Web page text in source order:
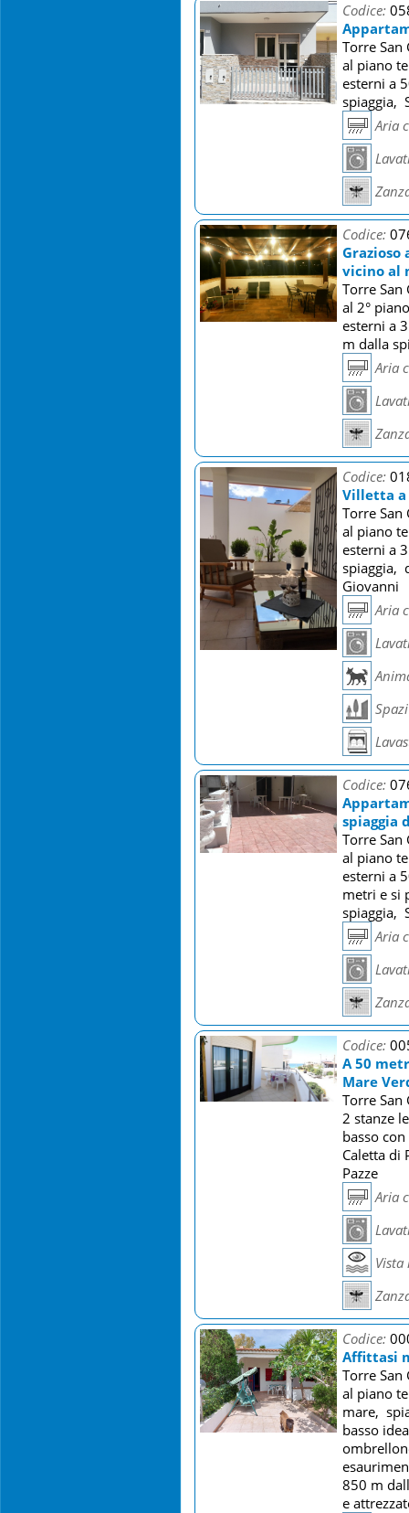
Codice:
Torre
al piano
esterni a
spiaggia,
Aria
Codice:
vicino al
Torre
al 2°
esterni a
m dalla
Aria
Codice:
Villetta a
Torre
al piano
esterni a
spiaggia,
Giovanni
Aria
Codice:
spiaggia
Torre
al piano
esterni a
metri e si
spiaggia,
Aria
Codice:
A 50
Mare
Torre
2 stanze
basso
Caletta di
Pazze
Aria
Vista
Codice:
Affittasi
Torre
al piano
mare,
basso
850 m
e